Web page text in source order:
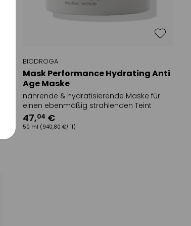
BIODROGA
Mask Performance Hydrating Anti
Age Maske
nährende & hydratisierende Maske für
einen ebenmäßig strahlenden Teint
47,04 €
50 ml (940,80 €/ 1l)